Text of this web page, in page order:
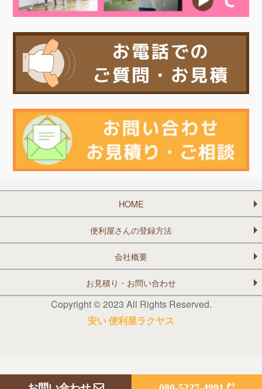
HOME
便利屋さんの登録方法
会社概要
お見積り・お問い合わせ
Copyright © 2023 All Rights Reserved.
安い 便利屋ラクヤス